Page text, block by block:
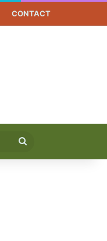
CONTACT
Rechercher